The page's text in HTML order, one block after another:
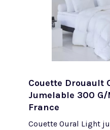
Couette Drouault
Jumelable 300 G/
France
Couette Oural Light